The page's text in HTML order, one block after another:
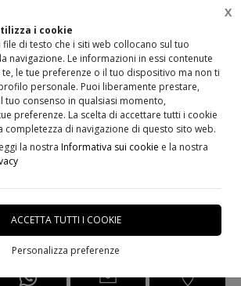
i cookie
di testo che i siti web collocano sul tuo
navigazione. Le informazioni in essi contenute
le tue preferenze o il tuo dispositivo ma non ti
personale. Puoi liberamente prestare,
tuo consenso in qualsiasi momento,
preferenze. La scelta di accettare tutti i cookie
completezza di navigazione di questo sito web.
la nostra Informativa sui cookie e la nostra
ACCETTA TUTTI I COOKIE
Personalizza preferenze
X
Laminato
Art. Panix
Richiedi Informazioni